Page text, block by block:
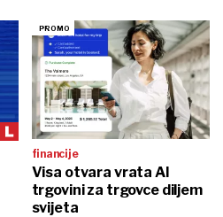
financije
Visa otvara vrata AI
trgovini za trgovce diljem
svijeta